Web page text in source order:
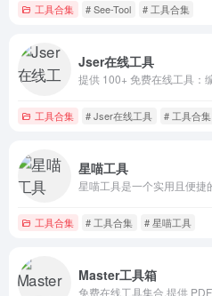
工具合集 # See-Tool # 工具合集
Jser在线工具
工具合集 # Jser在线工具 # 工具合集
星喵工具
工具合集 # 工具合集 # 星喵工具
Master工具箱